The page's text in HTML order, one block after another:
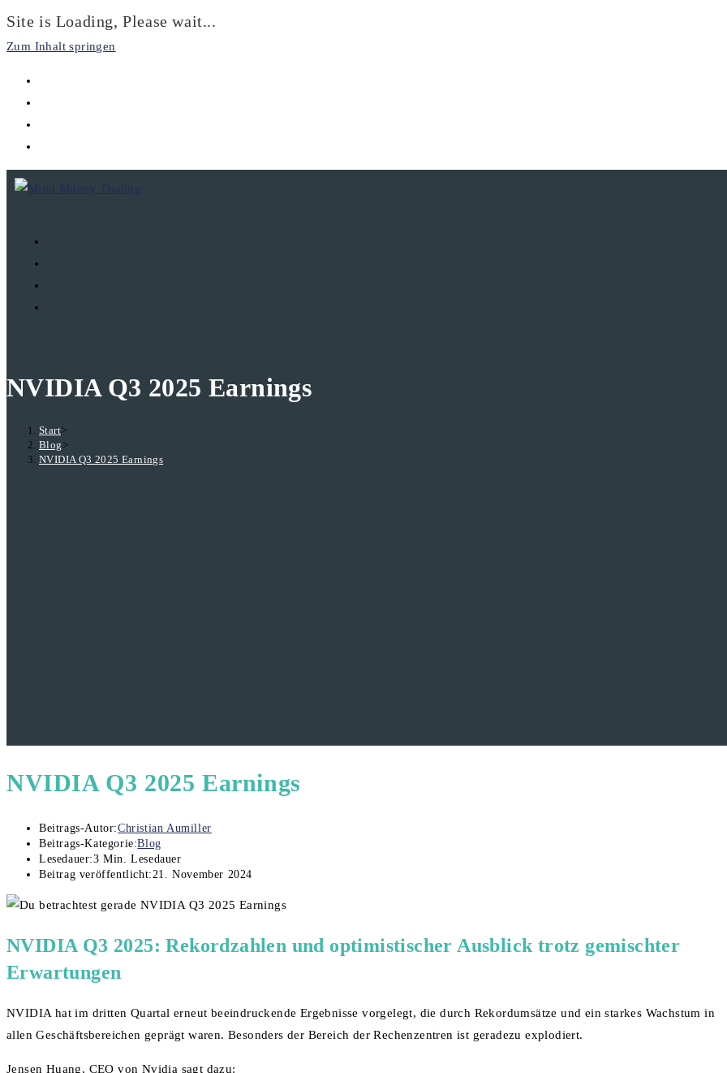
Site is Loading, Please wait...
Zum Inhalt springen
NVIDIA Q3 2025 Earnings
Start>
Blog >
NVIDIA Q3 2025 Earnings
NVIDIA Q3 2025 Earnings
Beitrags-Autor:Christian Aumiller
Beitrags-Kategorie:Blog
Lesedauer:3 Min. Lesedauer
Beitrag veröffentlicht: 21. November 2024
NVIDIA Q3 2025: Rekordzahlen und optimistischer Ausblick trotz gemischter
Erwartungen
NVIDIA hat im dritten Quartal erneut beeindruckende Ergebnisse vorgelegt, die durch Rekordumsätze und ein starkes Wachstum in
allen Geschäftsbereichen geprägt waren. Besonders der Bereich der Rechenzentren ist geradezu explodiert.
Jensen Huang, CEO von Nvidia sagt dazu: